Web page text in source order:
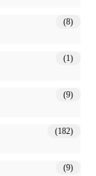
(8)
(1)
(9)
(182)
(9)